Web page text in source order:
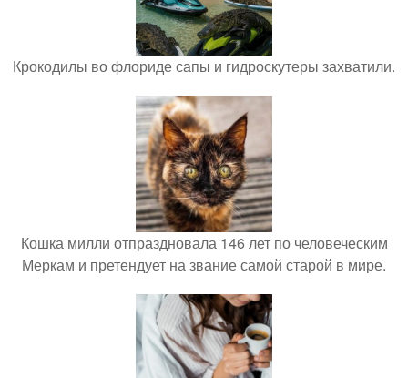
Крокодилы во флориде сапы и гидроскутеры захватили.
Кошка милли отпраздновала 146 лет по человеческим
Меркам и претендует на звание самой старой в мире.